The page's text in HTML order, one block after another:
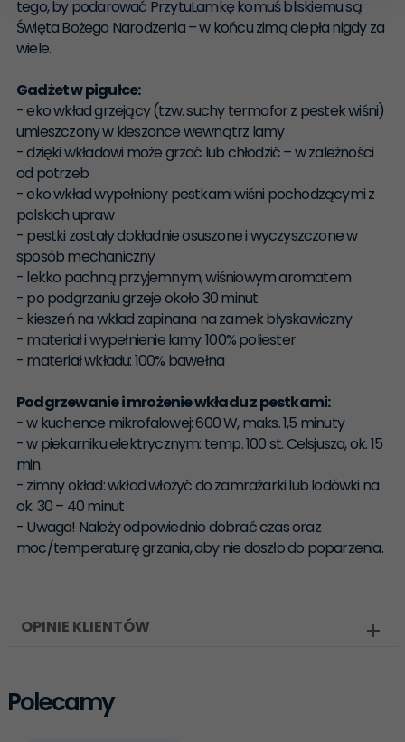
tego, by podarować PrzytuLamkę komuś bliskiemu są
Święta Bożego Narodzenia – w końcu zimą ciepła nigdy za
wiele.
Gadżet w pigułce:
- eko wkład grzejący (tzw. suchy termofor z pestek wiśni)
umieszczony w kieszonce wewnątrz lamy
- dzięki wkładowi może grzać lub chłodzić – w zależności
od potrzeb
- eko wkład wypełniony pestkami wiśni pochodzącymi z
polskich upraw
- pestki zostały dokładnie osuszone i wyczyszczone w
sposób mechaniczny
- lekko pachną przyjemnym, wiśniowym aromatem
- po podgrzaniu grzeje około 30 minut
- kieszeń na wkład zapinana na zamek błyskawiczny
- materiał i wypełnienie lamy: 100% poliester
- materiał wkładu: 100% bawełna
Podgrzewanie i mrożenie wkładu z pestkami:
- w kuchence mikrofalowej: 600 W, maks. 1,5 minuty
- w piekarniku elektrycznym: temp. 100 st. Celsjusza, ok. 15
min.
- zimny okład: wkład włożyć do zamrażarki lub lodówki na
ok. 30 – 40 minut
- Uwaga! Należy odpowiednio dobrać czas oraz
moc/temperaturę grzania, aby nie doszło do poparzenia.
OPINIE KLIENTÓW
Polecamy